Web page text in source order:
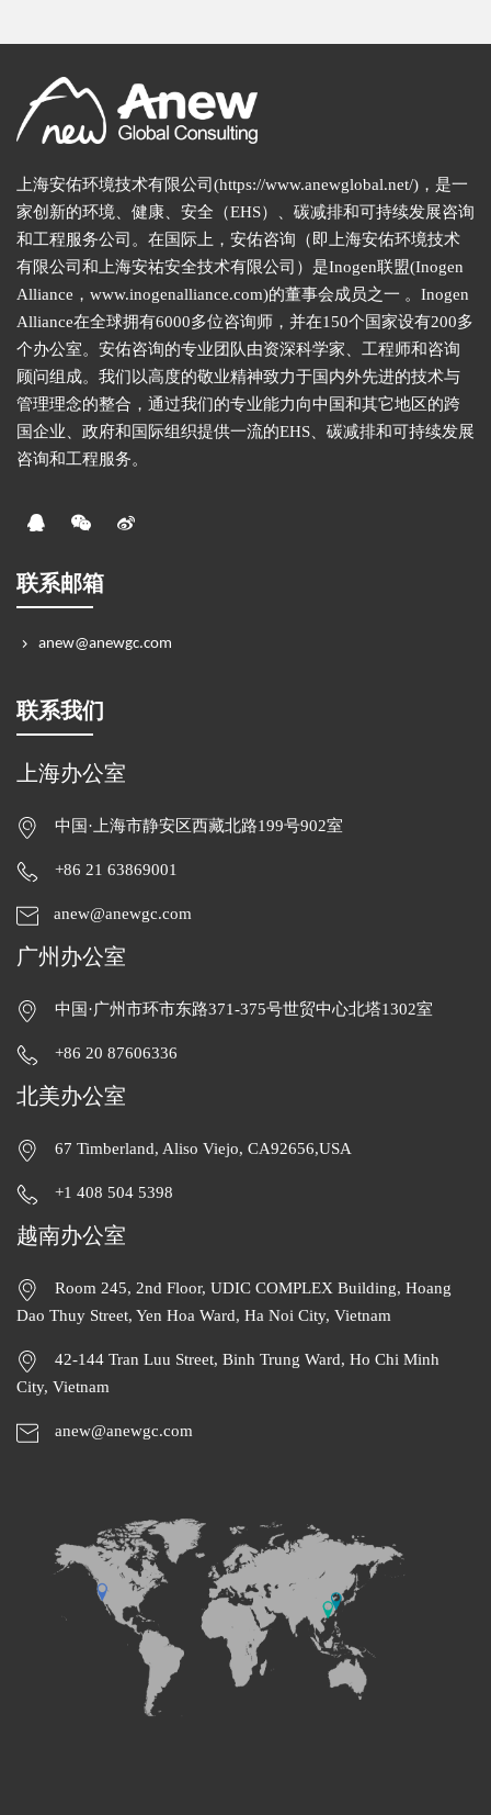
上海安佑环境技术有限公司(https://www.anewglobal.net/)，是一
家创新的环境、健康、安全（EHS）、碳减排和可持续发展咨询
和工程服务公司。在国际上，安佑咨询（即上海安佑环境技术
有限公司和上海安祐安全技术有限公司）是Inogen联盟(Inogen
Alliance，www.inogenalliance.com)的董事会成员之一 。Inogen
Alliance在全球拥有6000多位咨询师，并在150个国家设有200多
个办公室。安佑咨询的专业团队由资深科学家、工程师和咨询
顾问组成。我们以高度的敬业精神致力于国内外先进的技术与
管理理念的整合，通过我们的专业能力向中国和其它地区的跨
国企业、政府和国际组织提供一流的EHS、碳减排和可持续发展
咨询和工程服务。
联系邮箱
anew@anewgc.com
联系我们
上海办公室
中国·上海市静安区西藏北路199号902室
+86 21 63869001
anew@anewgc.com
广州办公室
中国·广州市环市东路371-375号世贸中心北塔1302室
+86 20 87606336
北美办公室
67 Timberland, Aliso Viejo, CA92656,USA
+1 408 504 5398
越南办公室
Room 245, 2nd Floor, UDIC COMPLEX Building, Hoang
Dao Thuy Street, Yen Hoa Ward, Ha Noi City, Vietnam
42-144 Tran Luu Street, Binh Trung Ward, Ho Chi Minh
City, Vietnam
anew@anewgc.com